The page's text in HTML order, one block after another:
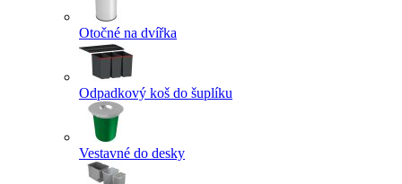
Otočné na dvířka
Odpadkový koš do šuplíku
Vestavné do desky